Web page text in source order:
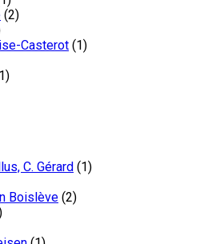
(2)
Casterot (1)
C. Gérard (1)
Boislève (2)